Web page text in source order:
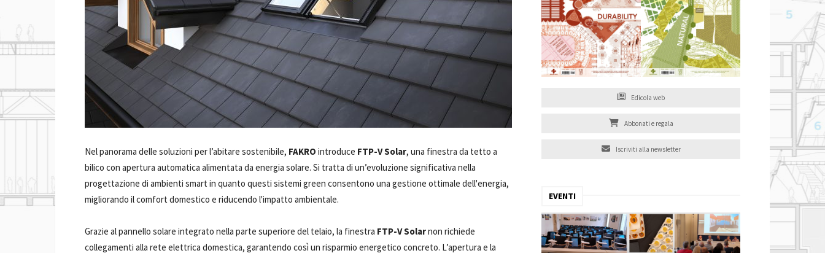
Nel panorama delle soluzioni per l’abitare sostenibile, FAKRO introduce FTP-V Solar, una finestra da tetto a
bilico con apertura automatica alimentata da energia solare. Si tratta di un’evoluzione significativa nella
progettazione di ambienti smart in quanto questi sistemi green consentono una gestione ottimale dell'energia,
migliorando il comfort domestico e riducendo l'impatto ambientale.
Grazie al pannello solare integrato nella parte superiore del telaio, la finestra FTP-V Solarnon richiede
collegamenti alla rete elettrica domestica, garantendo così un risparmio energetico concreto. L’apertura e la
Edicola web
Abbonati e regala
Iscriviti alla newsletter
EVENTI